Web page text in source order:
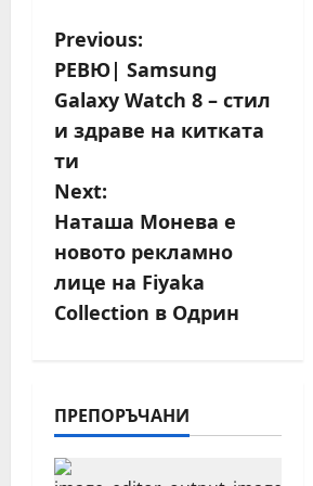
P
o
s
t
n
a
v
g
a
Previous:
РЕВЮ| Samsung
Galaxy Watch 8 – стил
и здраве на китката
ти
Next:
Наташа Монева е
новото рекламно
лице на Fiyaka
Collection в Одрин
ПРЕПОРЪЧАНИ